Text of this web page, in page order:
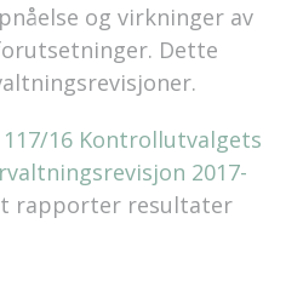
og virkninger av
Dette
117/16 Kontrollutvalgets
2017-
rapporter resultater